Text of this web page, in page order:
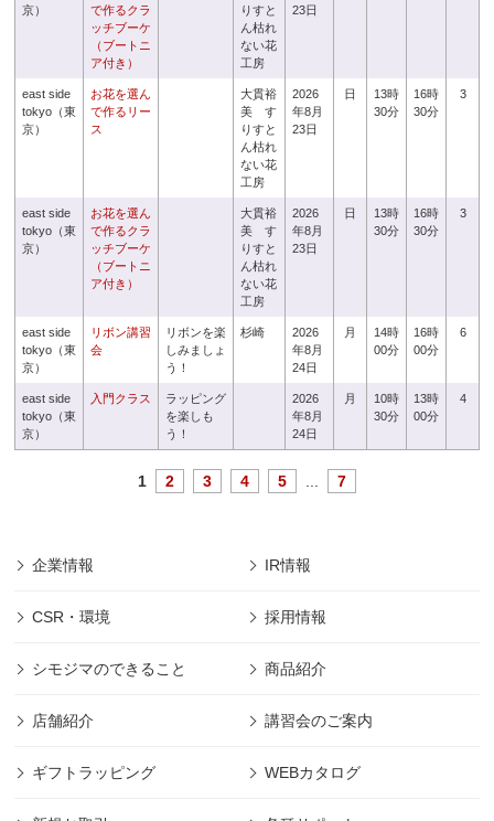
京）
で作るクラ
ッチブーケ
（ブートニ
ア付き）
りすと
ん枯れ
ない花
工房
23日
east side
tokyo（東
京）
お花を選ん
で作るリー
ス
大貫裕
美 す
りすと
ん枯れ
ない花
工房
2026
年8月
23日
日
13時
30分
16時
30分
3
east side
tokyo（東
京）
お花を選ん
で作るクラ
ッチブーケ
（ブートニ
ア付き）
大貫裕
美 す
りすと
ん枯れ
ない花
工房
2026
年8月
23日
日
13時
30分
16時
30分
3
east side
tokyo（東
京）
リボン講習
会
リボンを楽
しみましょ
う！
杉崎
2026
年8月
24日
月
14時
00分
16時
00分
6
east side
tokyo（東
京）
入門クラス
ラッピング
を楽しも
う！
2026
年8月
24日
月
10時
30分
13時
00分
4
1 2 3 4 5 7
企業情報 IR情報
CSR・環境 採用情報
シモジマのできること 商品紹介
店舗紹介 講習会のご案内
ギフトラッピング WEBカタログ